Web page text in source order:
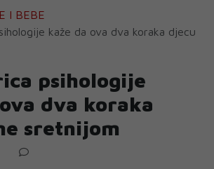
I BEBE
kaže da ova dva koraka djecu
psihologije
dva koraka
sretnijom